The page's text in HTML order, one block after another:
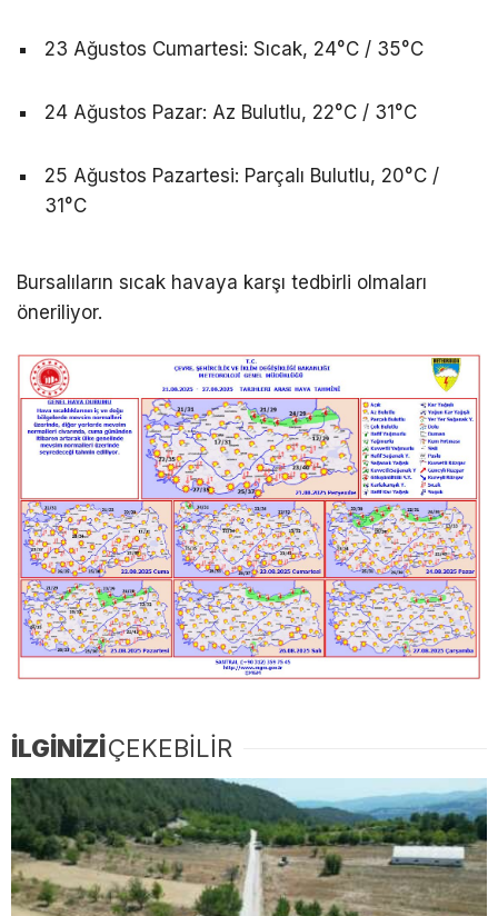
23 Ağustos Cumartesi: Sıcak, 24°C / 35°C
24 Ağustos Pazar: Az Bulutlu, 22°C / 31°C
25 Ağustos Pazartesi: Parçalı Bulutlu, 20°C /
31°C
Bursalıların sıcak havaya karşı tedbirli olmaları
öneriliyor.
İLGİNİZİÇEKEBİLİR